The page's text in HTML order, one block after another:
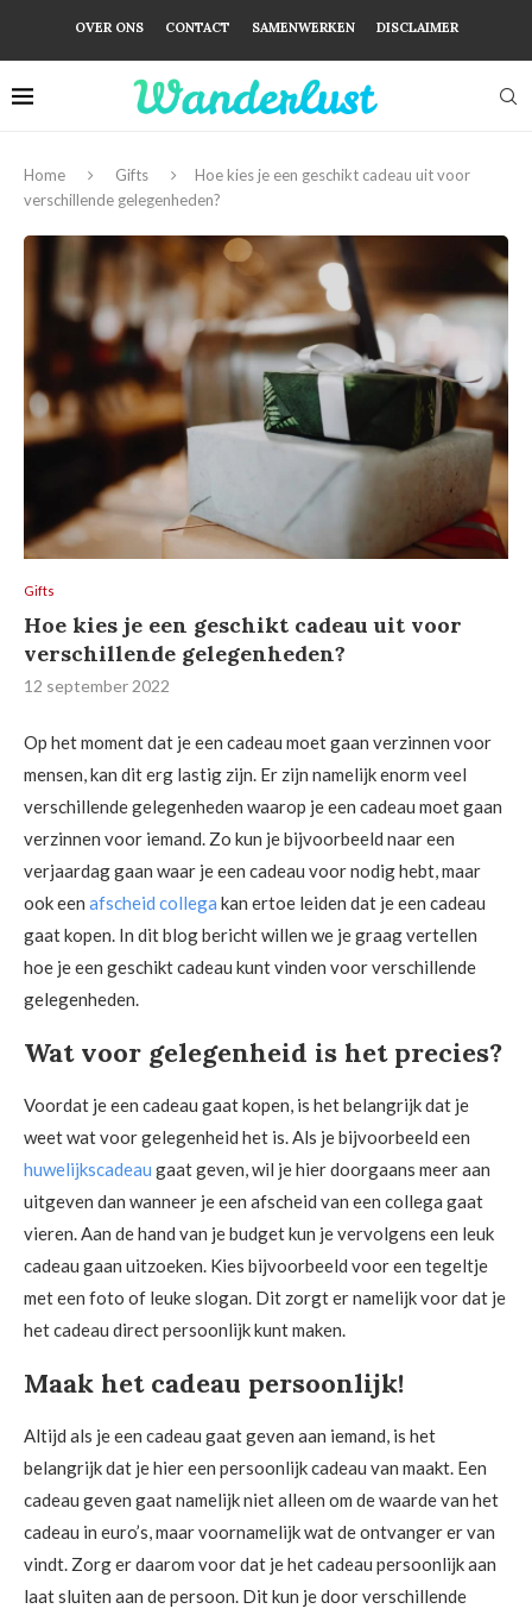
OVER ONS CONTACT SAMENWERKEN DISCLAIMER
Home Gifts
Hoe kies je een geschikt cadeau uit voor
verschillende gelegenheden?
Gifts
Hoe kies je een geschikt cadeau uit voor
verschillende gelegenheden?
12 september 2022
Op het moment dat je een cadeau moet gaan verzinnen voor
mensen, kan dit erg lastig zijn. Er zijn namelijk enorm veel
verschillende gelegenheden waarop je een cadeau moet gaan
verzinnen voor iemand. Zo kun je bijvoorbeeld naar een
verjaardag gaan waar je een cadeau voor nodig hebt, maar
ook een afscheid collega kan ertoe leiden dat je een cadeau
gaat kopen. In dit blog bericht willen we je graag vertellen
hoe je een geschikt cadeau kunt vinden voor verschillende
gelegenheden.
Wat voor gelegenheid is het precies?
Voordat je een cadeau gaat kopen, is het belangrijk dat je
weet wat voor gelegenheid het is. Als je bijvoorbeeld een
huwelijkscadeau gaat geven, wil je hier doorgaans meer aan
uitgeven dan wanneer je een afscheid van een collega gaat
vieren. Aan de hand van je budget kun je vervolgens een leuk
cadeau gaan uitzoeken. Kies bijvoorbeeld voor een tegeltje
met een foto of leuke slogan. Dit zorgt er namelijk voor dat je
het cadeau direct persoonlijk kunt maken.
Maak het cadeau persoonlijk!
Altijd als je een cadeau gaat geven aan iemand, is het
belangrijk dat je hier een persoonlijk cadeau van maakt. Een
cadeau geven gaat namelijk niet alleen om de waarde van het
cadeau in euro’s, maar voornamelijk wat de ontvanger er van
vindt. Zorg er daarom voor dat je het cadeau persoonlijk aan
laat sluiten aan de persoon. Dit kun je door verschillende